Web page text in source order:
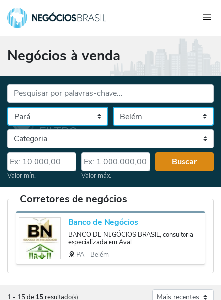
Negócios à venda
Palavras-chave...
Cidade
Selecione o estado, depois a cidade
Categoria
Valor mín.
Valor mín.
Valor máx.
Valor máx.
Buscar
Corretores de negócios
Banco de Negócios
BANCO DE NEGÓCIOS BRASIL, consultoria
especializada em Aval...
PA ‐ Belém
1 - 15 de 15 resultado(s)